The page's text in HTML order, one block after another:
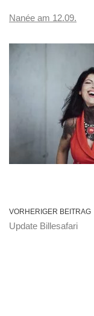
Nanée am 12.09.
VORHERIGER BEITRAG
Update Billesafari